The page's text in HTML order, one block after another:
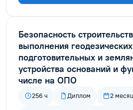
Безопасность
выполнения
подготовительных и
устройства оснований и
числе на ОПО
256 ч Диплом 2